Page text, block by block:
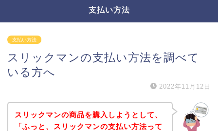
支払い方法
支払い方法
スリックマンの支払い方法を調べて
いる方へ
2022年11月12日
スリックマンの商品を購入しようとして、
「ふっと、スリックマンの支払い方法って